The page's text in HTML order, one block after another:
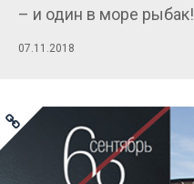
– и один в море рыбак!
07.11.2018